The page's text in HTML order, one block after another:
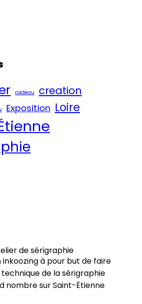
cadeau creation
Exposition Loire
de sérigraphie
inkoozing à pour but de faire
de la sérigraphie
nombre sur Saint-Étienne